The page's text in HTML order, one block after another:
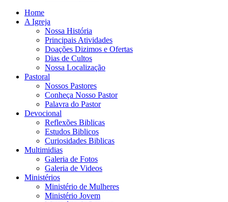
Home
A Igreja
Nossa História
Principais Atividades
Doações Dizimos e Ofertas
Dias de Cultos
Nossa Localização
Pastoral
Nossos Pastores
Conheça Nosso Pastor
Palavra do Pastor
Devocional
Reflexões Biblicas
Estudos Biblicos
Curiosidades Biblicas
Multimidias
Galeria de Fotos
Galeria de Videos
Ministérios
Ministério de Mulheres
Ministério Jovem